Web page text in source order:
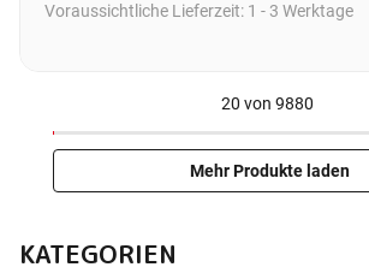
Voraussichtliche Lieferzeit: 1 - 3 Werktage
20 von 9880
Mehr Produkte laden
KATEGORIEN